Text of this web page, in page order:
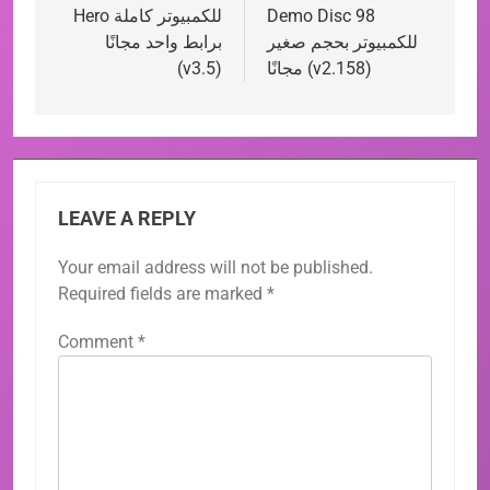
Hero للكمبيوتر كاملة
برابط واحد مجانًا
(v3.5)
Demo Disc 98
للكمبيوتر بحجم صغير
مجانًا (v2.158)
LEAVE A REPLY
Your email address will not be published.
Required fields are marked *
Comment *